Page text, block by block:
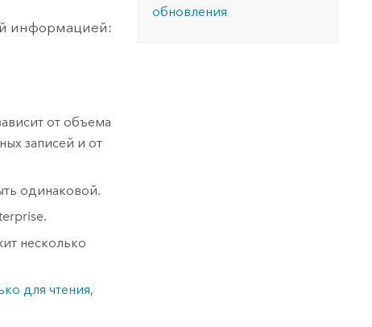
информацией:
от объема
записей и от
одинаковой.
.
несколько
для чтения,
обновления